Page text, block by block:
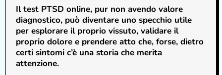
Il test PTSD online, pur non avendo valore
diagnostico, può diventare uno specchio utile
per esplorare il proprio vissuto, validare il
proprio dolore e prendere atto che, forse, dietro
certi sintomi c’è una storia che merita
attenzione.